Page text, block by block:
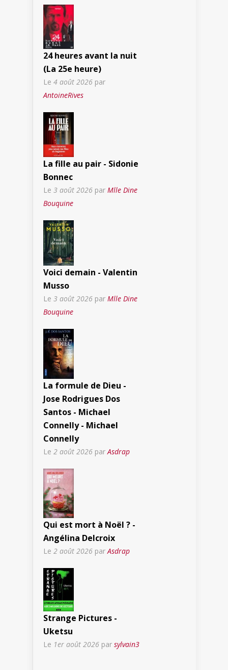
24 heures avant la nuit
(La 25e heure)
Le 4 août 2026 par
AntoineRives
La fille au pair - Sidonie
Bonnec
Le 3 août 2026 par Mlle Dine
Bouquine
Voici demain - Valentin
Musso
Le 3 août 2026 par Mlle Dine
Bouquine
La formule de Dieu -
Jose Rodrigues Dos
Santos - Michael
Connelly - Michael
Connelly
Le 2 août 2026 parAsdrap
Qui est mort à Noël ? -
Angélina Delcroix
Le 2 août 2026 par Asdrap
Strange Pictures -
Uketsu
Le 1er août 2026 par sylvain3